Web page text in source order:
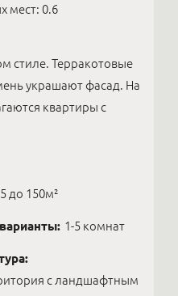
мест: 0.6
стиле. Терракотовые
украшают фасад. На
квартиры с
до 150м²
1-5 комнат
с ландшафтным